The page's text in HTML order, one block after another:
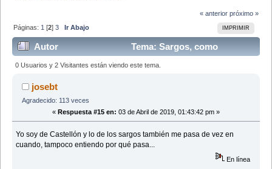
« anterior próximo »
IMPRIMIR
Páginas: 1 [2]3 Ir Abajo
Autor
Tema: Sargos, como
raquetas, literalmente (Leído 49172 veces)
0 Usuarios y 2 Visitantes están viendo este tema.
josebt
Agradecido: 113 veces
« Respuesta #15 en: 03 de Abril de 2019, 01:43:42 pm »
Yo soy de Castellón y lo de los sargos también me pasa de vez en
cuando, tampoco entiendo por qué pasa...
En línea